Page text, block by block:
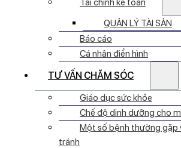
Tài chính kế toán
QUẢN LÝ TÀI SẢN
Báo cáo
Cá nhân điển hình
TƯ VẤN CHĂM SÓC
Giáo dục sức khỏe
Chế độ dinh dưỡng cho
Một số bệnh thường gặp
tránh